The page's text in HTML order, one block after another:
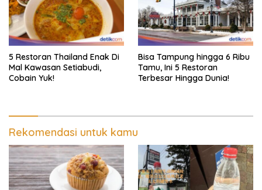
5 Restoran Thailand Enak Di
Mal Kawasan Setiabudi,
Cobain Yuk!
Bisa Tampung hingga 6 Ribu
Tamu, Ini 5 Restoran
Terbesar Hingga Dunia!
Rekomendasi untuk kamu